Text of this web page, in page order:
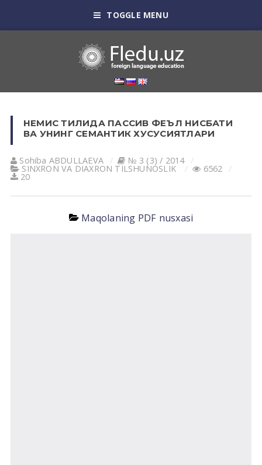
TOGGLE MENU
НЕМИС ТИЛИДА ПАССИВ ФЕЪЛ НИСБАТИ
ВА УНИНГ СЕМАНТИК ХУСУСИЯТЛАРИ
Sohiba АBDULLАEVА № 3 (3) / 2014
SINXRON VА DIАXRON TILSHUNOSLIK 6562
20
Maqolaning PDF nusxasi